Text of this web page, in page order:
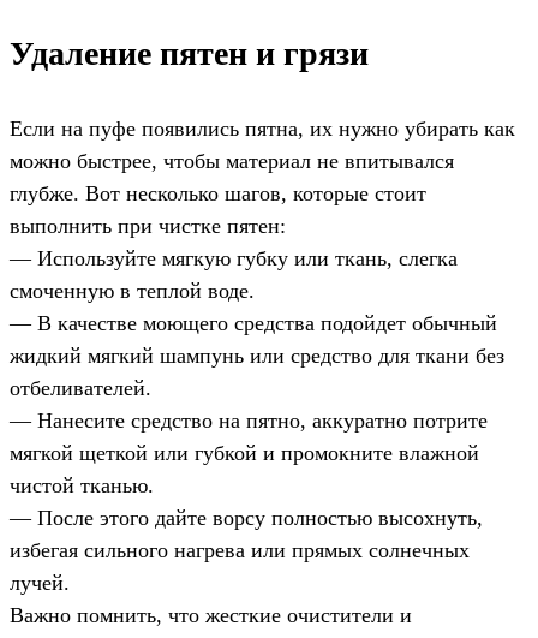
Удаление пятен и грязи
Если на пуфе появились пятна, их нужно убирать как
можно быстрее, чтобы материал не впитывался
глубже. Вот несколько шагов, которые стоит
выполнить при чистке пятен:
— Используйте мягкую губку или ткань, слегка
смоченную в теплой воде.
— В качестве моющего средства подойдет обычный
жидкий мягкий шампунь или средство для ткани без
отбеливателей.
— Нанесите средство на пятно, аккуратно потрите
мягкой щеткой или губкой и промокните влажной
чистой тканью.
— После этого дайте ворсу полностью высохнуть,
избегая сильного нагрева или прямых солнечных
лучей.
Важно помнить, что жесткие очистители и